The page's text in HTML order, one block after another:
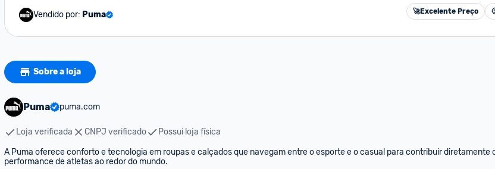
Vendido por: Puma 🚀Excelente Preço
Sobre a loja
Puma puma.com
Loja verificada CNPJ verificado
Possui loja física
A Puma oferece conforto e tecnologia em roupas e calçados que navegam entre o esporte e o casual para contribuir diretamente
performance de atletas ao redor do mundo.